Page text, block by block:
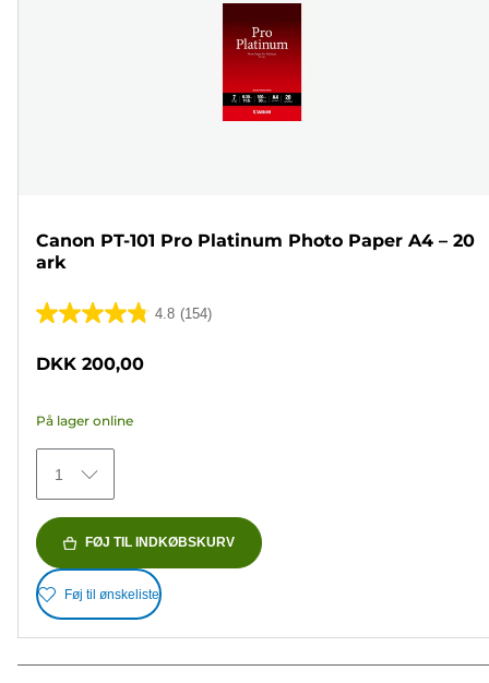
Canon PT-101 Pro Platinum Photo Paper A4 – 20
ark
4.8 (154)
4.8
af
stjerner.
154
anmeldelser
DKK 200,00
På lager online
1
FØJ TIL INDKØBSKURV
Føj til ønskeliste